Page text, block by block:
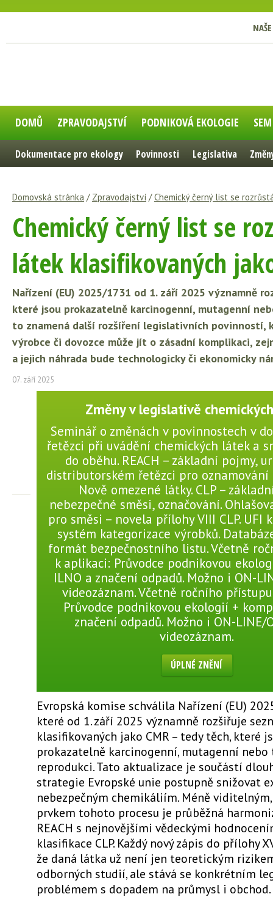
DOMŮ ZPRAVODAJSTVÍ PODNIKOVÁ EKOLOGIE
Dokumentace pro ekology Povinnosti Legislativa
Domovská stránka / Zpravodajství /Chemický černý list se
Chemický černý list se
látek klasifikovaných
Nařízení (EU) 2025/1731 od 1. září 2025 významně
které jsou prokazatelně karcinogenní, mutagenní
to znamená další rozšíření legislativních povinností,
výrobce či dovozce může jít o zásadní komplikaci,
a jejich náhrada bude technologicky či ekonomicky
07. září 2025
Změny v legislativě
Seminář o změnách v povinnostech v
řetězci při uvádění chemických látek a
do oběhu. REACH – základní pojmy,
distributorském řetězci pro oznamování
Nově omezené látky. CLP –
nebezpečné směsi, označování.
pro směsi – novela přílohy VIII CLP. UFI
systém kategorizace výrobků.
formát bezpečnostního listu. Včetně
k aplikaci: Průvodce podnikovou
ILNO a značení odpadů. Možno i ON-
videozáznam. Včetně ročního
Průvodce podnikovou ekologií +
značení odpadů. Možno i ON-LINE/
videozáznam.
ÚPLNÉ ZNĚNÍ
Evropská komise schválila Nařízení (EU)
které od 1. září 2025 významně rozšiřuje
klasifikovaných jako CMR – tedy těch, které
prokazatelně karcinogenní, mutagenní
reprodukci. Tato aktualizace je součástí
strategie Evropské unie postupně snižovat
nebezpečným chemikáliím. Méně
prvkem tohoto procesu je průběžná
REACH s nejnovějšími vědeckými
klasifikace CLP. Každý nový zápis do přílohy
že daná látka už není jen teoretickým
odborných studií, ale stává se konkrétním
problémem s dopadem na průmysl i obchod.